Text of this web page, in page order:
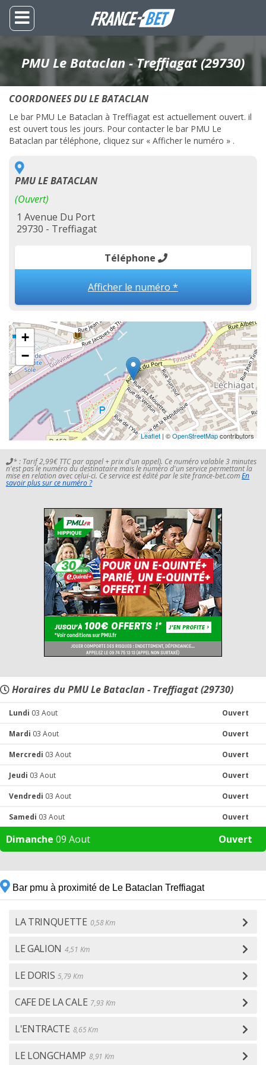
PMU Le Bataclan - Treffiagat (29730)
COORDONEES DU LE BATACLAN
Le bar PMU Le Bataclan à Treffiagat est actuellement ouvert. il
est ouvert tous les jours. Pour contacter le bar PMU Le
Bataclan par téléphone, cliquez sur « Afficher le numéro » .
PMU LE BATACLAN
(Ouvert)
1 Avenue Du Port
29730 - Treffiagat
Téléphone
Afficher le numéro *
+
−
Leaflet | ©OpenStreetMapcontributors
* : Tarif 2,99€ TTC par appel + prix d'un appel). Ce numéro valable 3 minutes
n'est pas le numéro du destinataire mais le numéro d'un service permettant la
mise en relation avec celui-ci. Ce service est édité par le site france-bet.comEn
savoir plus sur ce numéro ?
Horaires du PMU Le Bataclan - Treffiagat (29730)
Lundi 03 Aout Ouvert
Mardi 03 Aout Ouvert
Mercredi 03 Aout Ouvert
Jeudi 03 Aout Ouvert
Vendredi 03 Aout Ouvert
Samedi 03 Aout Ouvert
Dimanche 09 Aout Ouvert
Bar pmu à proximité de Le Bataclan Treffiagat
LA TRINQUETTE 0,58 Km
LE GALION 4,51 Km
LE DORIS 5,79 Km
CAFE DE LA CALE 7,93 Km
L'ENTRACTE 8,65 Km
LE LONGCHAMP 8,91 Km